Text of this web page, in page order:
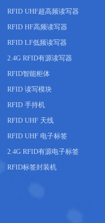
RFID UHF超高频读写器
RFID HF高频读写器
RFID LF低频读写器
2.4G RFID有源读写器
RFID智能柜体
RFID 读写模块
RFID 手持机
RFID UHF 天线
RFID UHF 电子标签
2.4G RFID有源电子标签
RFID标签封装机